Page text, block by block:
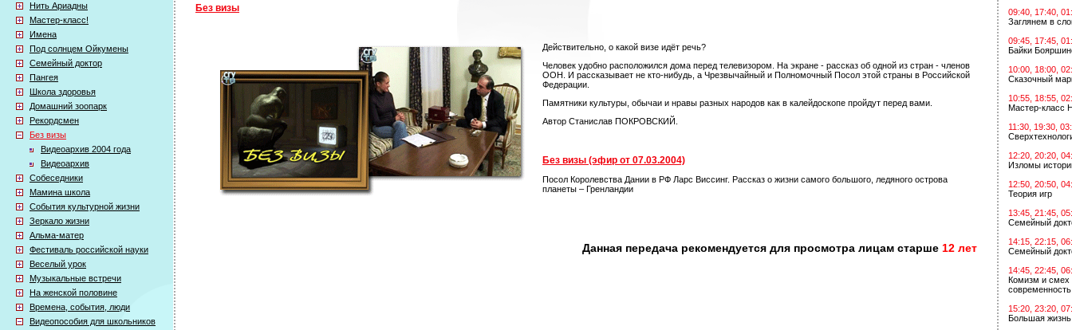
Нить Ариадны
Мастер-класс!
Имена
Под солнцем Ойкумены
Семейный доктор
Пангея
Школа здоровья
Домашний зоопарк
Рекордсмен
Без визы
Видеоархив 2004 года
Видеоархив
Собеседники
Мамина школа
События культурной жизни
Зеркало жизни
Альма-матер
Фестиваль российской науки
Веселый урок
Музыкальные встречи
На женской половине
Времена, события, люди
Видеопособия для школьников
Без визы
Действительно, о какой визе идёт речь?
Человек удобно расположился дома перед телевизором. На экране - рассказ об одной из стран - членов
ООН. И рассказывает не кто-нибудь, а Чрезвычайный и Полномочный Посол этой страны в Российской
Федерации.
Памятники культуры, обычаи и нравы разных народов как в калейдоскопе пройдут перед вами.
Автор Станислав ПОКРОВСКИЙ.
Без визы (эфир от 07.03.2004)
Посол Королевства Дании в РФ Ларс Виссинг. Рассказ о жизни самого большого, ледяного острова
планеты – Гренландии
Данная передача рекомендуется для просмотра лицам старше 12 лет
09:40, 17:40,
Заглянем в
09:45, 17:45,
Байки
10:00, 18:00,
Сказочный
10:55, 18:55,
Мастер-класс
11:30, 19:30,
12:20, 20:20,
Изломы
12:50, 20:50,
Теория игр
13:45, 21:45,
Семейный
14:15, 22:15,
Семейный
14:45, 22:45,
Комизм и смех
современность
15:20, 23:20,
Большая жизнь